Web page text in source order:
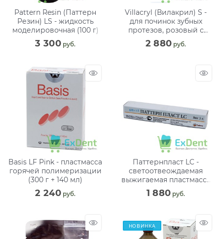
Pattern Resin (Паттерн
Резин) LS - жидкость
моделировочная (100 г)
3 300 руб.
Villacryl (Вилакрил) S -
для починок зубных
протезов, розовый с
прожилками (100 г + 50
мл)
2 880 руб.
Basis LF Pink - пластмасса
горячей полимеризации
(300 г + 140 мл)
2 240 руб.
Паттернпласт LC -
светоотвеождаемая
выжигаемая пластмасса
(5 г)
1 880 руб.
НОВИНКА